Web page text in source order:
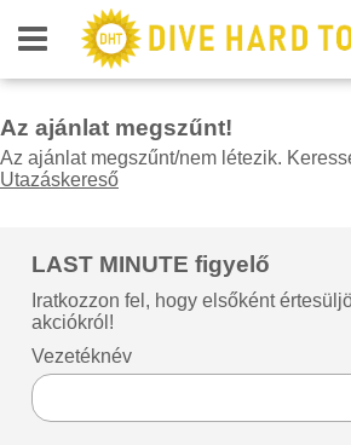
Az ajánlat megszűnt!
Az ajánlat megszűnt/nem létezik.
Utazáskereső
LAST MINUTE figyelő
Iratkozzon fel, hogy elsőként
akciókról!
Vezetéknév